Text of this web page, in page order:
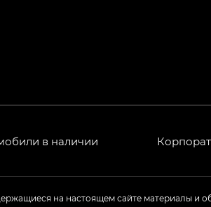
в наличии
на настоящем сайте материалы и